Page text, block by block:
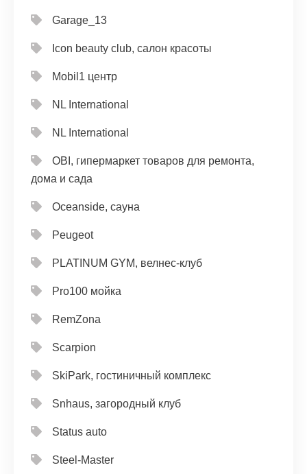
Garage_13
Icon beauty club, салон красоты
Mobil1 центр
NL International
NL International
OBI, гипермаркет товаров для ремонта,
дома и сада
Oceanside, сауна
Peugeot
PLATINUM GYM, велнес-клуб
Pro100 мойка
RemZona
Scarpion
SkiPark, гостиничный комплекс
Snhaus, загородный клуб
Status auto
Steel-Master